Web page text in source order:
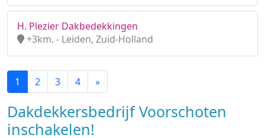
H. Plezier Dakbedekkingen
+3km. - Leiden, Zuid-Holland
1 2 3 4 »
Dakdekkersbedrijf Voorschoten
inschakelen!